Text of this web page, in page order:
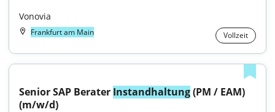
Vonovia
Frankfurt am Main Vollzeit
Senior SAP Berater Instandhaltung (PM / EAM)
(m/w/d)